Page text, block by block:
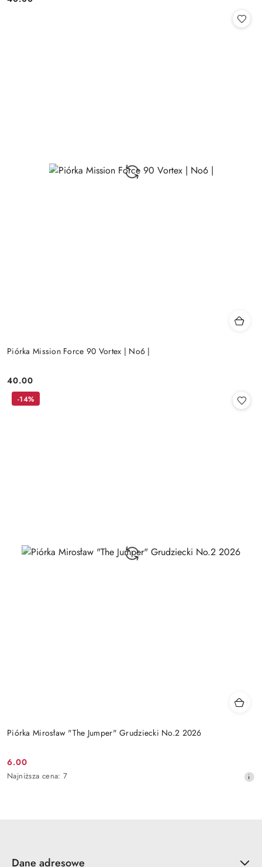
Cena:
Piórka Mission Force 90 Vortex | No6 |
Cena:
40.00
Piórka Mirosław "The Jumper" Grudziecki No.2 2026
Cena
promocyjna:
6.00
Najniższa
Najniższa cena: 7
-14%
Dane adresowe